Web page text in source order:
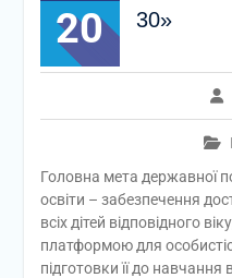
20
30»
Головна мета державної
освіти – забезпечення
всіх дітей відповідного
платформою для
підготовки її до навчання